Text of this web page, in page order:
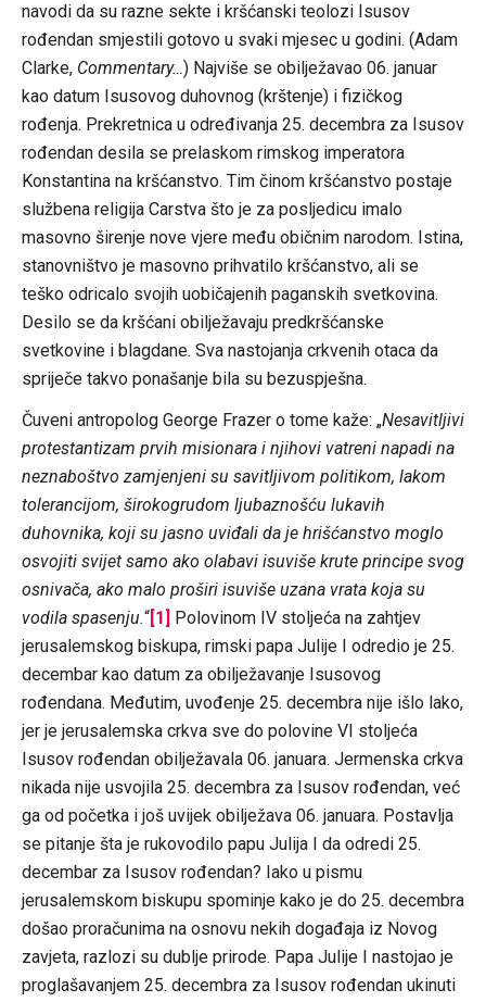
navodi da su razne sekte i kršćanski teolozi Isusov
rođendan smjestili gotovo u svaki mjesec u godini. (Adam
Clarke, Commentary…) Najviše se obilježavao 06. januar
kao datum Isusovog duhovnog (krštenje) i fizičkog
rođenja. Prekretnica u određivanja 25. decembra za Isusov
rođendan desila se prelaskom rimskog imperatora
Konstantina na kršćanstvo. Tim činom kršćanstvo postaje
službena religija Carstva što je za posljedicu imalo
masovno širenje nove vjere među običnim narodom. Istina,
stanovništvo je masovno prihvatilo kršćanstvo, ali se
teško odricalo svojih uobičajenih paganskih svetkovina.
Desilo se da kršćani obilježavaju predkršćanske
svetkovine i blagdane. Sva nastojanja crkvenih otaca da
spriječe takvo ponašanje bila su bezuspješna.
Čuveni antropolog George Frazer o tome kaže: „Nesavitljivi
protestantizam prvih misionara i njihovi vatreni napadi na
neznaboštvo zamjenjeni su savitljivom politikom, lakom
tolerancijom, širokogrudom ljubaznošću lukavih
duhovnika, koji su jasno uviđali da je hrišćanstvo moglo
osvojiti svijet samo ako olabavi isuviše krute principe svog
osnivača, ako malo proširi isuviše uzana vrata koja su
vodila spasenju.“[1]
Polovinom IV stoljeća na zahtjev
jerusalemskog biskupa, rimski papa Julije I odredio je 25.
decembar kao datum za obilježavanje Isusovog
rođendana. Međutim, uvođenje 25. decembra nije išlo lako,
jer je jerusalemska crkva sve do polovine VI stoljeća
Isusov rođendan obilježavala 06. januara. Jermenska crkva
nikada nije usvojila 25. decembra za Isusov rođendan, već
ga od početka i još uvijek obilježava 06. januara. Postavlja
se pitanje šta je rukovodilo papu Julija I da odredi 25.
decembar za Isusov rođendan? Iako u pismu
jerusalemskom biskupu spominje kako je do 25. decembra
došao proračunima na osnovu nekih događaja iz Novog
zavjeta, razlozi su dublje prirode. Papa Julije I nastojao je
proglašavanjem 25. decembra za Isusov rođendan ukinuti